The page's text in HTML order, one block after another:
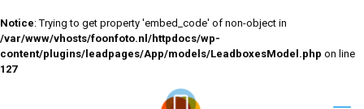
Notice: Trying to get property 'embed_code' of non-object in
/var/www/vhosts/foonfoto.nl/httpdocs/wp-
content/plugins/leadpages/App/models/LeadboxesModel.php on line
127